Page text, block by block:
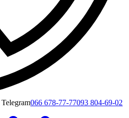
066 678-77-77093 804-69-02